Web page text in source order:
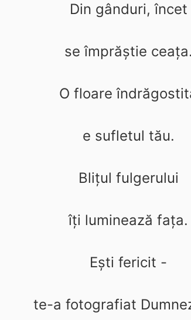
Din gânduri, încet
se împrăştie ceaţa.
O floare
e sufletul tău.
Bliţul fulgerului
îţi luminează faţa.
Eşti fericit -
te-a fotografiat